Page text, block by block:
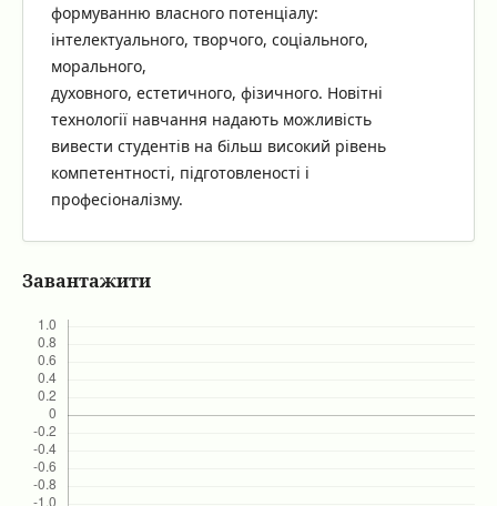
формуванню власного потенціалу:
інтелектуального, творчого, соціального,
морального,
духовного, естетичного, фізичного. Новітні
технології навчання надають можливість
вивести студентів на більш високий рівень
компетентності, підготовленості і
професіоналізму.
Завантажити